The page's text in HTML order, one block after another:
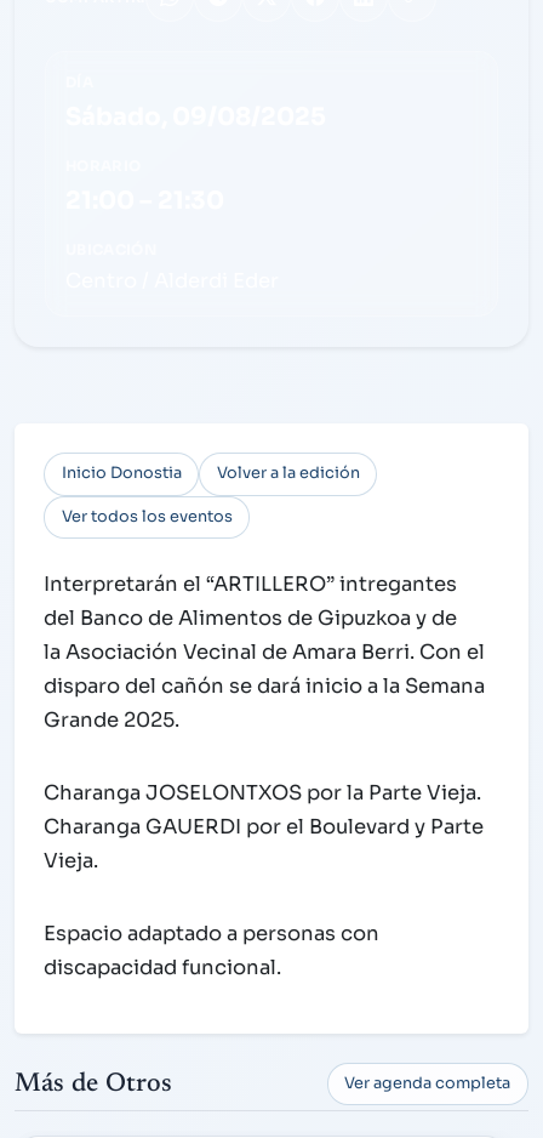
Inicio Donostia Volver a la edición
Ver todos los eventos
Interpretarán el “ARTILLERO” intregantes
del Banco de Alimentos de Gipuzkoa y de
la Asociación Vecinal de Amara Berri. Con el
disparo del cañón se dará inicio a la Semana
Grande 2025.
Charanga JOSELONTXOS por la Parte Vieja.
Charanga GAUERDI por el Boulevard y Parte
Vieja.
Espacio adaptado a personas con
discapacidad funcional.
Más de Otros Ver agenda completa